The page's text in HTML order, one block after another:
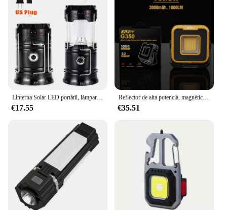
Linterna Solar LED portátil, lámpara de antorcha telescópica multifunción para acampar al aire libre, lámpara de tienda de emergencia, iluminación al aire libre
€17.55
Reflector de alta potencia, magnética 10000LM recargable de luz de trabajo, giratoria de 360 °, para exteriores, impermeable, multifuncional, para acampar
€35.51